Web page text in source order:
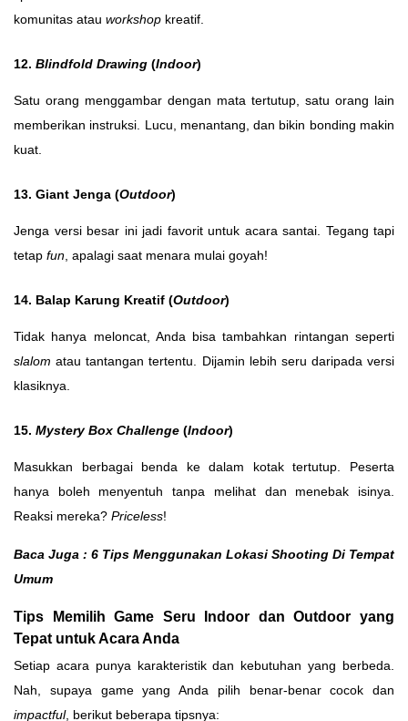
komunitas atau workshop kreatif.
12. Blindfold Drawing (Indoor)
Satu orang menggambar dengan mata tertutup, satu orang lain
memberikan instruksi. Lucu, menantang, dan bikin bonding makin
kuat.
13. Giant Jenga (Outdoor)
Jenga versi besar ini jadi favorit untuk acara santai. Tegang tapi
tetap fun , apalagi saat menara mulai goyah!
14. Balap Karung Kreatif (Outdoor)
Tidak hanya meloncat, Anda bisa tambahkan rintangan seperti
slalom atau tantangan tertentu. Dijamin lebih seru daripada versi
klasiknya.
15. Mystery Box Challenge (Indoor)
Masukkan berbagai benda ke dalam kotak tertutup. Peserta
hanya boleh menyentuh tanpa melihat dan menebak isinya.
Reaksi mereka? Priceless!
Baca Juga : 6 Tips Menggunakan Lokasi Shooting Di Tempat
Umum
Tips Memilih Game Seru Indoor dan Outdoor yang
Tepat untuk Acara Anda
Setiap acara punya karakteristik dan kebutuhan yang berbeda.
Nah, supaya game yang Anda pilih benar-benar cocok dan
impactful, berikut beberapa tipsnya: